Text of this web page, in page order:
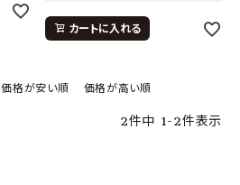
カートに入れる
価格が安い順 価格が高い順
2件中 1-2件表示